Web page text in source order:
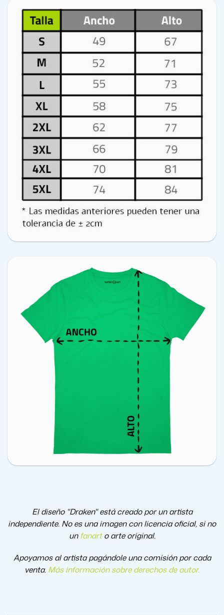
El diseño "Draken" está creado por un artista
independiente. No es una imagen con licencia oficial, si no
unfanart o arte original.
Apoyamos al artista pagándole una comisión por cada
venta. Más información sobre derechos de autor.